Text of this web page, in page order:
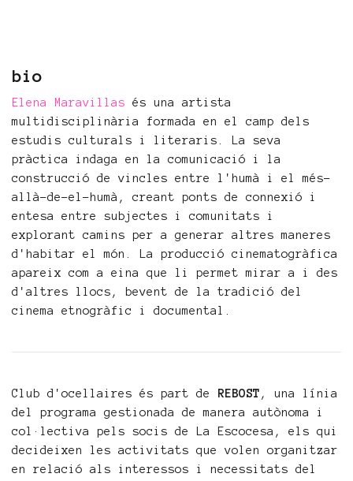
bio
Elena Maravillas és una artista
multidisciplinària formada en el camp dels
estudis culturals i literaris. La seva
pràctica indaga en la comunicació i la
construcció de vincles entre l'humà i el més-
allà-de-el-humà, creant ponts de connexió i
entesa entre subjectes i comunitats i
explorant camins per a generar altres maneres
d'habitar el món. La producció cinematogràfica
apareix com a eina que li permet mirar a i des
d'altres llocs, bevent de la tradició del
cinema etnogràfic i documental.
Club d'ocellaires és part de REBOST , una línia
del programa gestionada de manera autònoma i
col·lectiva pels socis de La Escocesa, els qui
decideixen les activitats que volen organitzar
en relació als interessos i necessitats del